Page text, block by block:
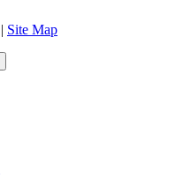
| Site Map